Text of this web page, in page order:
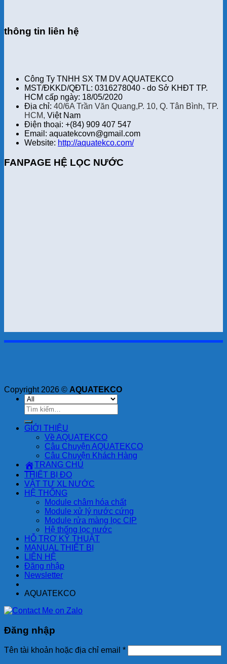
thông tin liên hệ
Công Ty TNHH SX TM DV AQUATEKCO
MST/ĐKKD/QĐTL: 0316278040 - do Sở KHĐT TP.
HCM cấp ngày: 18/05/2020
Địa chỉ: 40/6A Trần Văn Quang,P. 10, Q. Tân Bình, TP.
HCM, Việt Nam
Điện thoại: +(84) 909 407 547
Email: aquatekcovn@gmail.com
Website: http://aquatekco.com/
FANPAGE HỆ LỌC NƯỚC
Copyright 2026 © AQUATEKCO
Tìm
kiếm:
GIỚI THIỆU
Về AQUATEKCO
Câu Chuyện AQUATEKCO
Câu Chuyện Khách Hàng
TRANG CHỦ
THIẾT BỊ ĐO
VẬT TƯ XL NƯỚC
HỆ THỐNG
Module châm hóa chất
Module xử lý nước cứng
Module rửa màng lọc CIP
Hệ thống lọc nước
HỖ TRỢ KỸ THUẬT
MANUAL THIẾT BỊ
LIÊN HỆ
Đăng nhập
Newsletter
AQUATEKCO
Đăng nhập
Tên tài khoản hoặc địa chỉ email *